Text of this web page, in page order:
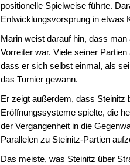
positionelle Spielweise führte.
Entwicklungsvorsprung in etwas
Marin weist darauf hin, dass
Vorreiter war. Viele seiner
dass er sich selbst einmal, als
das Turnier gewann.
Er zeigt außerdem, dass Steinitz
Eröffnungssysteme spielte, die
der Vergangenheit in die
Parallelen zu Steinitz-Partien
Das meiste, was Steinitz über